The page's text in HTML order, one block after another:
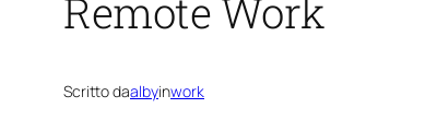
Remote Work
Scritto daalbyinwork